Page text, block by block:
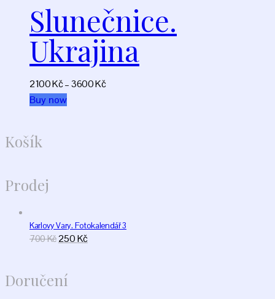
Slunečnice.
Ukrajina
2100Kč–3600Kč
Buy nowThis
be
chosen
the
product
Košík
Prodej
Karlovy Vary. Fotokalendář 3
700KčOriginal
700 Kč.
250KčCurrent
Doručení